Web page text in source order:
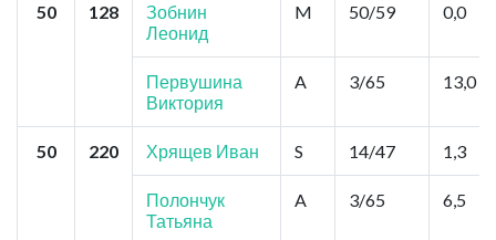
50 128
Зобнин
Леонид
M 50/59 0,0
Первушина
Виктория
A 3/65 13,0
50 220 Хрящев Иван S 14/47 1,3
Полончук
Татьяна
A 3/65 6,5